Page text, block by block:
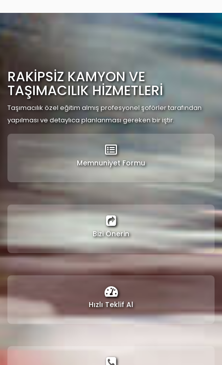
RAKİPSİZ KAMYON VE
TAŞIMACILIK HİZMETLERİ
Taşımacılık özel eğitim almış profesyonel şoförler tarafından
yapılması ve detaylıca planlanması gereken bir iştir.
Memnuniyet Formu
Bizi Önerin
Hızlı Teklif Al